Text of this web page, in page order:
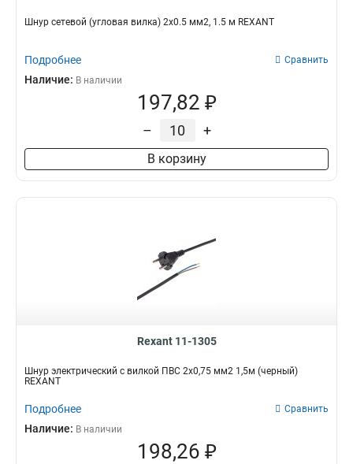
Шнур сетевой (угловая вилка) 2x0.5 мм2, 1.5 м REXANT
Подробнее Сравнить
Наличие: В наличии
197,82 ₽
– +
В корзину
Rexant 11-1305
Шнур электрический с вилкой ПВС 2х0,75 мм2 1,5м (черный)
REXANT
Подробнее Сравнить
Наличие: В наличии
198,26 ₽